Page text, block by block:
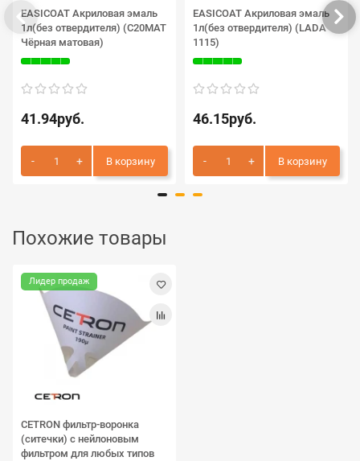
EASICOAT Акриловая эмаль
1л(без отвердителя) (C20MAT
Чёрная матовая)
41.94руб.
В корзину
EASICOAT Акриловая эмаль
1л(без отвердителя) (LADA
1115)
46.15руб.
В корзину
Похожие товары
Лидер продаж
CETRON фильтр-воронка
(ситечки) с нейлоновым
фильтром для любых типов